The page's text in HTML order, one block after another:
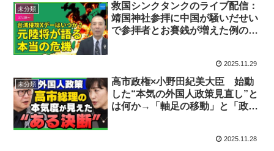
未分類
救国シンクタンクのライブ配信：
靖国神社参拝に中国が騒いだせい
で参拝者とお賽銭が増えた例のよ
2025.11.29
未分類
高市政権×小野田紀美大臣 始動
した“本気の外国人政策見直し”と
は何か→「軸足の移動」と「政治
2025.11.28